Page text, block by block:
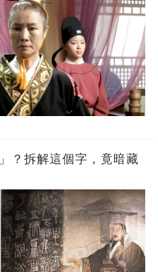
？拆解這個字，竟暗藏